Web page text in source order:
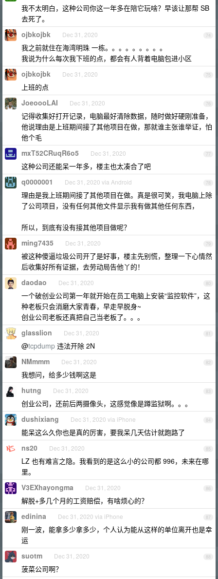
我不太明白，这种公司你这一年多在陪它玩啥？早该让那帮 SB
去死了。
74
ojbkojbk Dec 31, 2020
我之前就住在海湾明珠 一栋。。。。。。。。。
我说为什么每次我下班的点，都会有人背着电脑包进小区
75
ojbkojbk Dec 31, 2020
上班的点
76
JoeoooLAI Dec 31, 2020
记得收集好打开记录，电脑最好清除数据，随时做好硬刚准备，
他说理由是上班期间接了其他项目在做，那就谁主张谁举证，怕
他个毛
77
mxT52CRuqR6o5 Dec 31, 2020
这种公司还能呆一年多，楼主也太凑合了吧
78
q0000001 Dec 31, 2020 via Android
理由是我上班期间接了其他项目在做。真是很可笑，我电脑上除
了公司项目，没有任何其他文件显示我有做其他任何东西，
所以，到底有没有接其他项目做呢？
79
ming7435 Dec 31, 2020
被这种傻逼垃圾公司开了是好事，楼主先别慌，整理一下心情然
后收集好所有证据，去劳动局告他丫的！
80
daodao Dec 31, 2020
一个破创业公司第一年就开始在员工电脑上安装“监控软件”，这
种老板只会消磨大家青春，早走早脱身~
创业公司老板还真把自己当老板了。。。
81
glasslion Dec 31, 2020
@tcpdump 违法开除 2N
82
NMmmm Dec 31, 2020
我想问，给多少钱啊这是
83
hutng Dec 31, 2020
创业公司，还前后两摄像头，这感觉像是蹲监狱啊。。。
84
dushixiang Dec 31, 2020 via iPhone
能呆这么久你也是真的厉害，要我呆几天估计就跑路了
85
ns20 Dec 31, 2020
LZ 也有难言之隐。我看到的是这么小的公司都 996，未来在哪
里。
86
V3EXhayongma Dec 31, 2020
解脱+多几个月的工资赔偿，有啥烦心的？
87
edinina Dec 31, 2020 via iPhone
刚一波，能拿多少拿多少，个人认为能从这样的单位离开也是幸
运
88
suotm Dec 31, 2020
菠菜公司啊？